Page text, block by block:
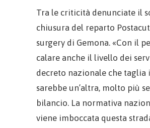
Tra le criticità denunciate il
chiusura del reparto
surgery di Gemona. «Con il
calare anche il livello dei
decreto nazionale che
sarebbe un’altra, molto più
bilancio. La normativa
viene imboccata questa